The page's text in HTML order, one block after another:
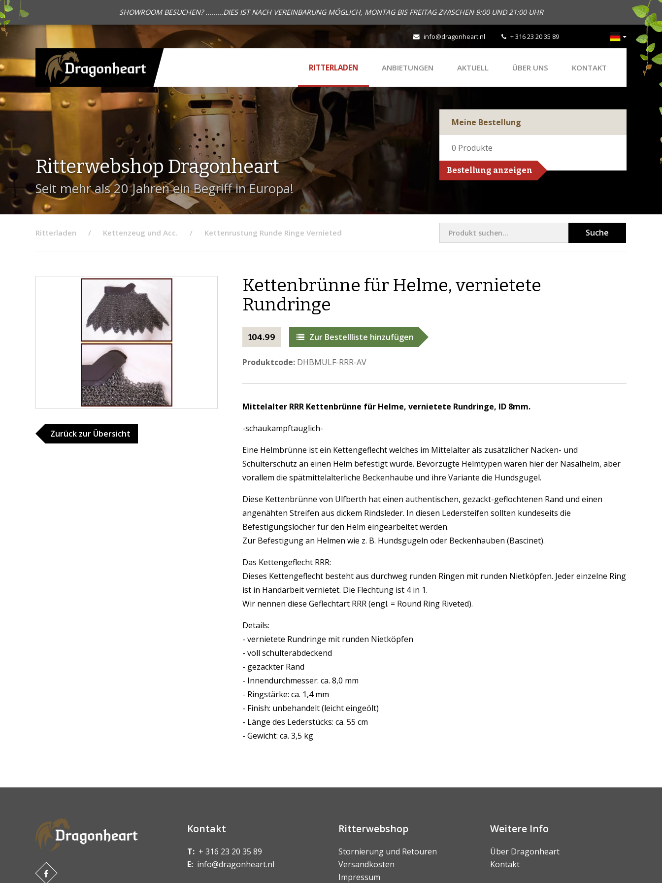
SHOWROOM BESUCHEN? .........DIES IST NACH VEREINBARUNG MÖGLICH, MONTAG BIS FREITAG ZWISCHEN 9:00 UND 21:00 UHR
info@dragonheart.nl + 316 23 20 35 89
RITTERLADEN ANBIETUNGEN AKTUELL ÜBER UNS KONTAKT
Ritterwebshop Dragonheart
Seit mehr als 20 Jahren ein Begriff in Europa!
Meine Bestellung
0 Produkte
Bestellung anzeigen
Ritterladen Kettenzeug und Acc. Kettenrustung Runde Ringe Vernieted Suche
Zurück zur Übersicht
Kettenbrünne für Helme, vernietete
Rundringe
104.99 Zur Bestellliste hinzufügen
Produktcode:DHBMULF-RRR-AV
Mittelalter RRR Kettenbrünne für Helme, vernietete Rundringe, ID 8mm.
-schaukampftauglich-
Eine Helmbrünne ist ein Kettengeflecht welches im Mittelalter als zusätzlicher Nacken- und
Schulterschutz an einen Helm befestigt wurde. Bevorzugte Helmtypen waren hier der Nasalhelm, aber
vorallem die spätmittelalterliche Beckenhaube und ihre Variante die Hundsgugel.
Diese Kettenbrünne von Ulfberth hat einen authentischen, gezackt-geflochtenen Rand und einen
angenähten Streifen aus dickem Rindsleder. In diesen Ledersteifen sollten kundeseits die
Befestigungslöcher für den Helm eingearbeitet werden.
Zur Befestigung an Helmen wie z. B. Hundsgugeln oder Beckenhauben (Bascinet).
Das Kettengeflecht RRR:
Dieses Kettengeflecht besteht aus durchweg runden Ringen mit runden Nietköpfen. Jeder einzelne Ring
ist in Handarbeit vernietet. Die Flechtung ist 4 in 1.
Wir nennen diese Geflechtart RRR (engl. = Round Ring Riveted).
Details:
- vernietete Rundringe mit runden Nietköpfen
- voll schulterabdeckend
- gezackter Rand
- Innendurchmesser: ca. 8,0 mm
- Ringstärke: ca. 1,4 mm
- Finish: unbehandelt (leicht eingeölt)
- Länge des Lederstücks: ca. 55 cm
- Gewicht: ca. 3,5 kg
Kontakt
T: + 316 23 20 35 89
E: info@dragonheart.nl
Ritterwebshop
Stornierung und Retouren
Versandkosten
Impressum
Weitere Info
Über Dragonheart
Kontakt